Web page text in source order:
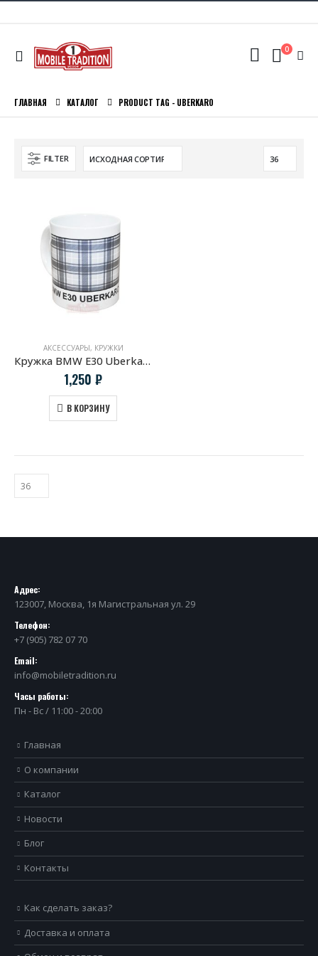
0
ГЛАВНАЯ КАТАЛОГ PRODUCT TAG - UBERKARO
FILTER
АКСЕССУАРЫ, КРУЖКИ
Кружка BMW E30 Uberkaro
1,250 ₽
В КОРЗИНУ
Адрес:
123007, Москва, 1я Магистральная ул. 29
Телефон:
+7 (905) 782 07 70
Email:
info@mobiletradition.ru
Часы работы:
Пн - Вс / 11:00 - 20:00
Главная
О компании
Каталог
Новости
Блог
Контакты
Как сделать заказ?
Доставка и оплата